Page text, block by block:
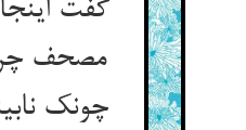
گفت
مصحف
چونک